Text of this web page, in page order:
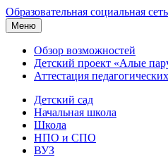
Образовательная социальная сеть
Меню
Обзор возможностей
Детский проект «Алые
Аттестация
Детский сад
Начальная школа
Школа
НПО и СПО
ВУЗ